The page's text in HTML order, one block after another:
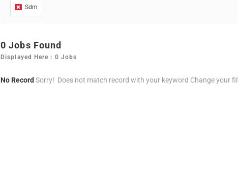
Sdm
0 Jobs Found
Displayed Here : 0 Jobs
No Record Sorry! Does not match record with your keyword Change your